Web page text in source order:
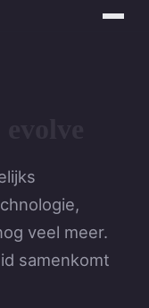
veel meer.
samenkomt